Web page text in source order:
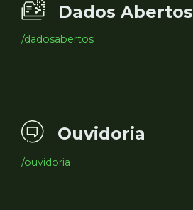
Dados Abertos
/dadosabertos
Ouvidoria
/ouvidoria